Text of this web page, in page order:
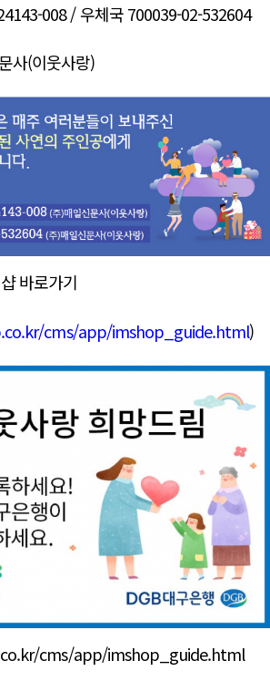
008 / 우체국 700039-02-532604
사(이웃사랑)
바로가기
cms/app/imshop_guide.html)
cms/app/imshop_guide.html